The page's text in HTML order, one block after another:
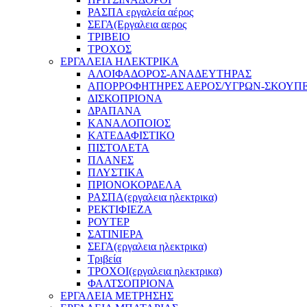
ΡΑΣΠΑ εργαλεία αέρος
ΣΕΓΑ(Εργαλεια αερος
ΤΡΙΒΕΙΟ
ΤΡΟΧΟΣ
ΕΡΓΑΛΕΙΑ ΗΛΕΚΤΡΙΚΑ
ΑΛΟΙΦΑΔΟΡΟΣ-ΑΝΑΔΕΥΤΗΡΑΣ
ΑΠΟΡΡΟΦΗΤΗΡΕΣ ΑΕΡΟΣ/ΥΓΡΩΝ-
ΔΙΣΚΟΠΡΙΟΝΑ
ΔΡΑΠΑΝΑ
ΚΑΝΑΛΟΠΟΙΟΣ
ΚΑΤΕΔΑΦΙΣΤΙΚΟ
ΠΙΣΤΟΛΕΤΑ
ΠΛΑΝΕΣ
ΠΛΥΣΤΙΚΑ
ΠΡΙΟΝΟΚΟΡΔΕΛΑ
ΡΑΣΠΑ(εργαλεια ηλεκτρικα)
ΡΕΚΤΙΦΙΕΖΑ
ΡΟΥΤΕΡ
ΣΑΤΙΝΙΕΡΑ
ΣΕΓΑ(εργαλεια ηλεκτρικα)
Τριβεία
ΤΡΟΧΟΙ(εργαλεια ηλεκτρικα)
ΦΑΛΤΣΟΠΡΙΟΝΑ
ΕΡΓΑΛΕΙΑ ΜΕΤΡΗΣΗΣ